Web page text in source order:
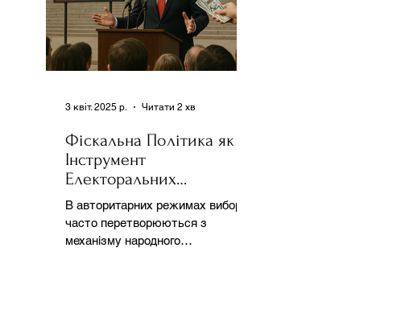
Фіскальна Політика як
Інструмент
Електоральних
Маніпуляцій в
Автократіях
В авторитарних режимах вибори
часто перетворюються з
механізму народного
3 квіт. 2025 р. Читати 2 хв